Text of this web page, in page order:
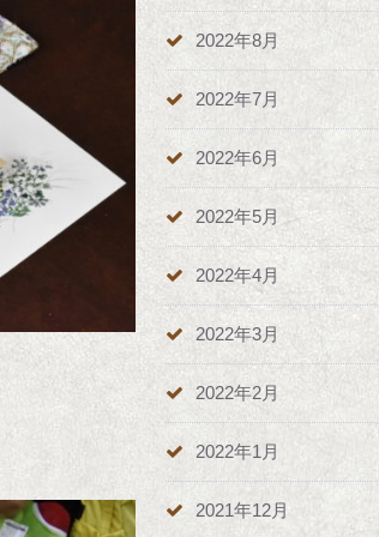
2022年8月
2022年7月
2022年6月
2022年5月
2022年4月
2022年3月
2022年2月
2022年1月
2021年12月